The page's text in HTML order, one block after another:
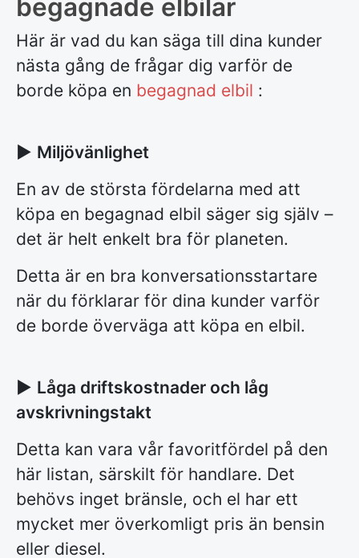
begagnade elbilar
Här är vad du kan säga till dina kunder
nästa gång de frågar dig varför de
borde köpa en begagnad elbil :
► Miljövänlighet
En av de största fördelarna med att
köpa en begagnad elbil säger sig själv –
det är helt enkelt bra för planeten.
Detta är en bra konversationsstartare
när du förklarar för dina kunder varför
de borde överväga att köpa en elbil.
► Låga driftskostnader och låg
avskrivningstakt
Detta kan vara vår favoritfördel på den
här listan, särskilt för handlare. Det
behövs inget bränsle, och el har ett
mycket mer överkomligt pris än bensin
eller diesel.